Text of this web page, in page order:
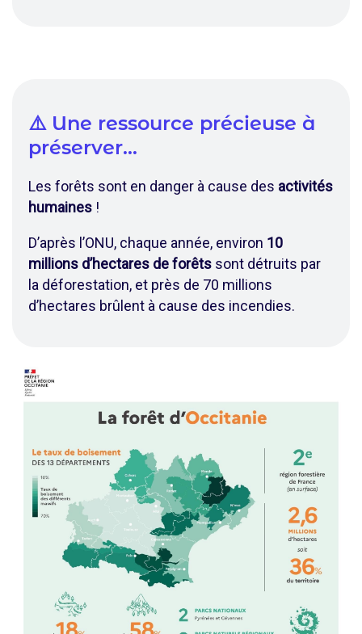
⚠️ Une ressource précieuse à
préserver...
Les forêts sont en danger à cause des activités
humaines !
D’après l’ONU, chaque année, environ 10
millions d’hectares de forêts sont détruits par
la déforestation, et près de 70 millions
d’hectares brûlent à cause des incendies.